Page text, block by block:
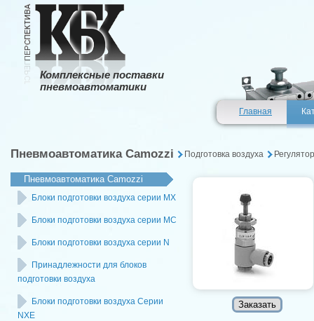
Комплексные поставки
пневмоавтоматики
Главная
Пневмоавтоматика Camozzi Подготовка воздуха
Пневмоавтоматика Camozzi
Блоки подготовки воздуха серии MX
Блоки подготовки воздуха серии MC
Блоки подготовки воздуха серии N
Принадлежности для блоков
подготовки воздуха
Блоки подготовки воздуха Серии
NXE